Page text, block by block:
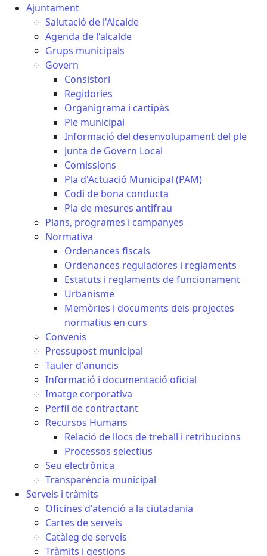
Ajuntament
Salutació de l'Alcalde
Agenda de l'alcalde
Grups municipals
Govern
Consistori
Regidories
Organigrama i cartipàs
Ple municipal
Informació del desenvolupament del ple
Junta de Govern Local
Comissions
Pla d'Actuació Municipal (PAM)
Codi de bona conducta
Pla de mesures antifrau
Plans, programes i campanyes
Normativa
Ordenances fiscals
Ordenances reguladores i reglaments
Estatuts i reglaments de funcionament
Urbanisme
Memòries i documents dels projectes
normatius en curs
Convenis
Pressupost municipal
Tauler d'anuncis
Informació i documentació oficial
Imatge corporativa
Perfil de contractant
Recursos Humans
Relació de llocs de treball i retribucions
Processos selectius
Seu electrònica
Transparència municipal
Serveis i tràmits
Oficines d'atenció a la ciutadania
Cartes de serveis
Catàleg de serveis
Tràmits i gestions